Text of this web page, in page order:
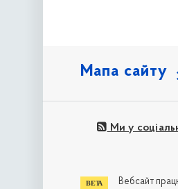
Мапа сайту
Ми у
Вебсайт